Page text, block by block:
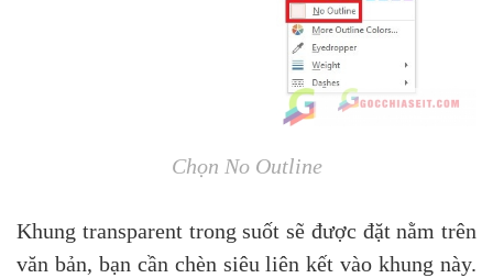
Chọn No Outline
Khung transparent trong suốt sẽ được đặt nằm trên
văn bản, bạn cần chèn siêu liên kết vào khung này.